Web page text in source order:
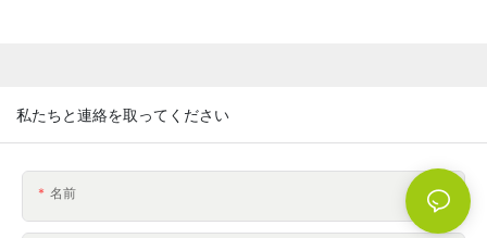
私たちと連絡を取ってください
名前